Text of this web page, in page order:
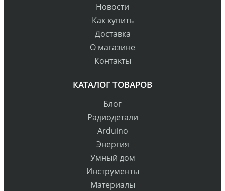
Новости
Как купить
Доставка
О магазине
Контакты
КАТАЛОГ ТОВАРОВ
Блог
Радиодетали
Arduino
Энергия
Умный дом
Инструменты
Материалы